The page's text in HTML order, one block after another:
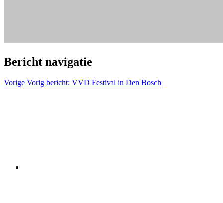
Bericht navigatie
Vorige Vorig bericht: VVD Festival in Den Bosch